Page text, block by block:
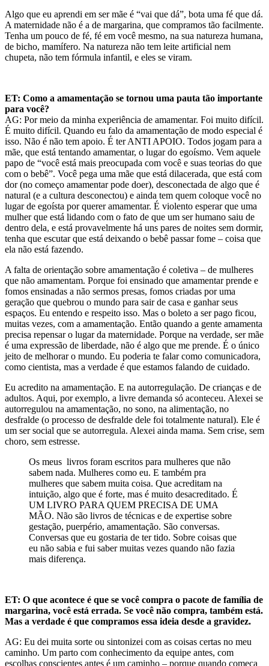
Algo que eu aprendi em ser mãe é “vai que dá”, bota uma fé que dá.
A maternidade não é a de margarina, que compramos tão facilmente.
Tenha um pouco de fé, fé em você mesmo, na sua natureza humana,
de bicho, mamífero. Na natureza não tem leite artificial nem
chupeta, não tem fórmula infantil, e eles se viram.
ET: Como a amamentação se tornou uma pauta tão importante
para você?
AG: Por meio da minha experiência de amamentar. Foi muito difícil.
É muito difícil. Quando eu falo da amamentação de modo especial é
isso. Não é não tem apoio. É ter ANTI APOIO. Todos jogam para a
mãe, que está tentando amamentar, o lugar do egoísmo. Vem aquele
papo de “você está mais preocupada com você e suas teorias do que
com o bebê”. Você pega uma mãe que está dilacerada, que está com
dor (no começo amamentar pode doer), desconectada de algo que é
natural (e a cultura desconectou) e ainda tem quem coloque você no
lugar de egoísta por quereramamentar. É violento esperar que uma
mulher que está lidando com o fato de que um ser humano saiu de
dentro dela, e está provavelmente há uns pares de noites sem dormir,
tenha que escutar que está deixando o bebê passar fome – coisa que
ela não está fazendo.
A falta de orientação sobre amamentação é coletiva – de mulheres
que não amamentam. Porque foi ensinado que amamentar prende e
fomos ensinadas a não sermos presas, fomos criadas por uma
geração que quebrou o mundo para sair de casa e ganhar seus
espaços. Eu entendo e respeito isso. Mas o boleto a ser pago ficou,
muitas vezes, com a amamentação. Então quando a gente amamenta
precisa repensar o lugar da maternidade. Porque na verdade, ser mãe
é uma expressão de liberdade, não é algo que me prende. É o único
jeito de melhorar o mundo. Eu poderia te falar como comunicadora,
como cientista, mas a verdade é que estamos falando de cuidado.
Eu acredito na amamentação. E na autorregulação. De crianças e de
adultos. Aqui, por exemplo, a livre demanda só aconteceu. Alexei se
autorregulou na amamentação, no sono, na alimentação, no
desfralde (o processo de desfralde dele foi totalmente natural). Ele é
um ser social que se autorregula. Alexei ainda mama. Sem crise, sem
choro, sem estresse.
Os meus livros foram escritos para mulheres que não
sabem nada. Mulheres como eu. E também pra
mulheres que sabem muita coisa. Que acreditam na
intuição, algo que é forte, mas é muito desacreditado. É
UM LIVRO PARA QUEM PRECISA DE UMA
MÃO. Não são livros de técnicas e de expertise sobre
gestação, puerpério, amamentação. São conversas.
Conversas que eu gostaria de ter tido. Sobre coisas que
eu não sabia e fui saber muitas vezes quando não fazia
mais diferença.
ET: O que acontece é que se você compra o pacote de família de
margarina, você está errada. Se você não compra, também está.
Mas a verdade é que compramos essa ideia desde a gravidez.
AG: Eu dei muita sorte ou sintonizei com as coisas certas no meu
caminho. Um parto com conhecimento da equipe antes, com
escolhas conscientes antes é um caminho – porque quando começa